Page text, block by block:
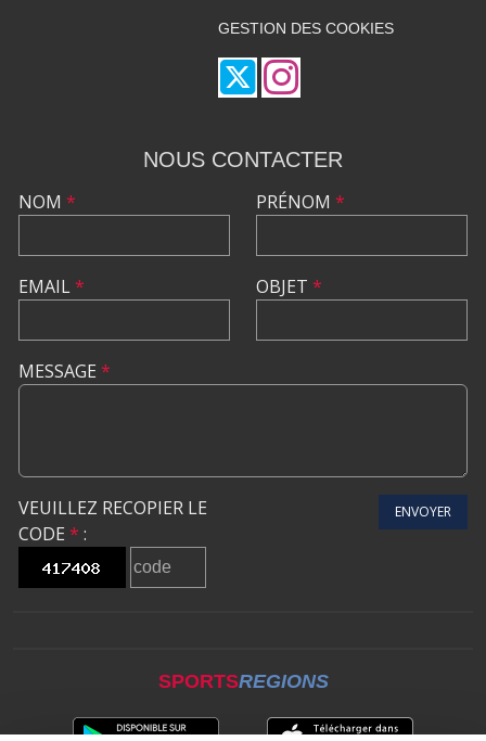
GESTION DES COOKIES
NOUS CONTACTER
NOM *
EMAIL*
PRÉNOM *
OBJET *
MESSAGE *
VEUILLEZ RECOPIER LE
CODE * :
ENVOYER
SPORTSREGIONS